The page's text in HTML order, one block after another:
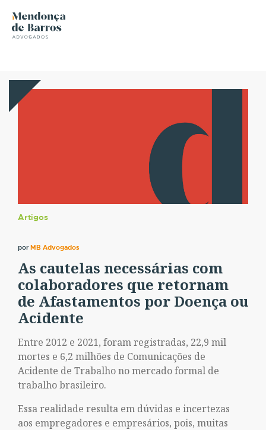
Artigos
porMB Advogados
As cautelas necessárias com
colaboradores que retornam
de Afastamentos por Doença ou
Acidente
Entre 2012 e 2021, foram registradas, 22,9 mil
mortes e 6,2 milhões de Comunicações de
Acidente de Trabalho no mercado formal de
trabalho brasileiro.
Essa realidade resulta em dúvidas e incertezas
aos empregadores e empresários, pois, muitas